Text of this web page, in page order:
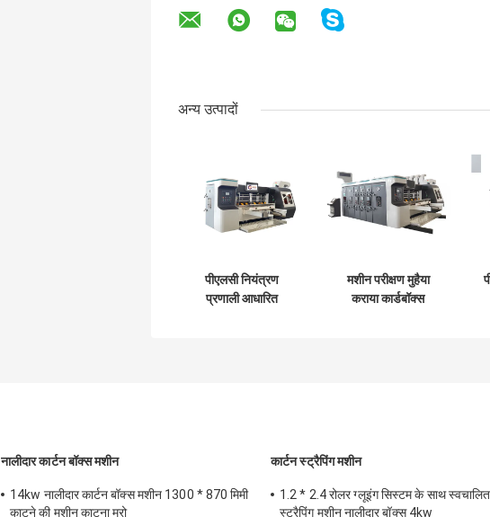
अन्य उत्पादों
पीएलसी नियंत्रण
प्रणाली आधारित
मशीन परीक्षण मुहैया
कराया कार्डबॉक्स
नालीदार कार्टन बॉक्स मशीन
14kw नालीदार कार्टन बॉक्स मशीन 1300 * 870 मिमी
काटने की मशीन काटना मरो
कार्टन स्ट्रैपिंग मशीन
1.2 * 2.4 रोलर ग्लूइंग सिस्टम के साथ स्वचालित
स्ट्रैपिंग मशीन नालीदार बॉक्स 4kw